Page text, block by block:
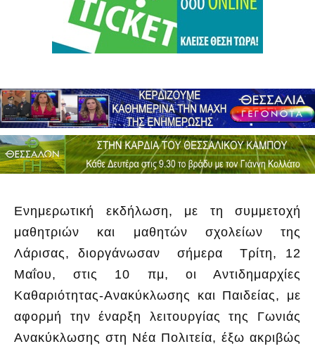
Ενημερωτική εκδήλωση, με τη συμμετοχή
μαθητριών και μαθητών σχολείων της
Λάρισας, διοργάνωσαν σήμερα Τρίτη, 12
Μαΐου, στις 10 πμ, οι Αντιδημαρχίες
Καθαριότητας-Ανακύκλωσης και Παιδείας, με
αφορμή την έναρξη λειτουργίας της Γωνιάς
Ανακύκλωσης στη Νέα Πολιτεία, έξω ακριβώς